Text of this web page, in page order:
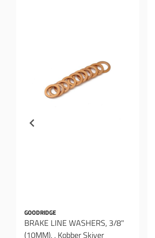
GOODRIDGE
BRAKE LINE WASHERS, 3/8"
(10MM). , Kobber Skiver